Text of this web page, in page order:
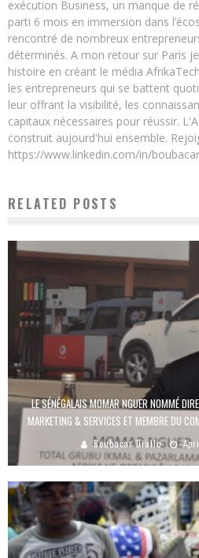
exécution Business, un manque de
parti 6 mois en immersion dans
rencontré de nombreux
déterminés. A mon retour sur Paris
histoire en créant le média
les entrepreneurs qui se battent
leur offrant la visibilité, les
capitaux nécessaires pour réussir.
construit aujourd'hui ensemble.
https://www.linkedin.com/in/
RELATED POSTS
LE SÉNÉGALAIS MOMAR NGUER NOMMÉ
MARKETING & SERVICES ET MEMBRE DU
Boubacar Diallo